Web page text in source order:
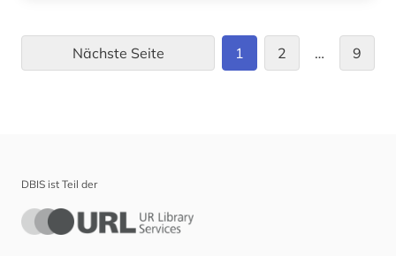
recht (1)
rom (1)
Nächste Seite 1 2 … 9
DBIS ist Teil der